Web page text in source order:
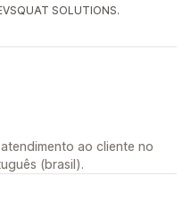
SOLUTIONS.
ao cliente no
(brasil).